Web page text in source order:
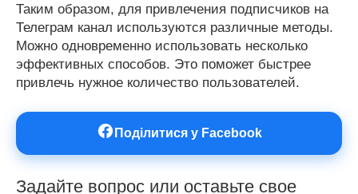
Таким образом, для привлечения подписчиков на
Телеграм канал используются различные методы.
Можно одновременно использовать несколько
эффективных способов. Это поможет быстрее
привлечь нужное количество пользователей.
Поділитися у Facebook
Задайте вопрос или оставьте свое